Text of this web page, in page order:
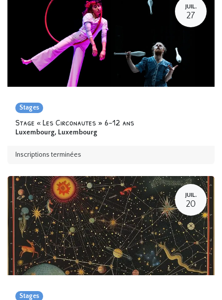
JUIL.
27
Stages
Stage « Les Circonautes » 6-12 ans
Luxembourg, Luxembourg
Inscriptions terminées
JUIL.
20
Stages